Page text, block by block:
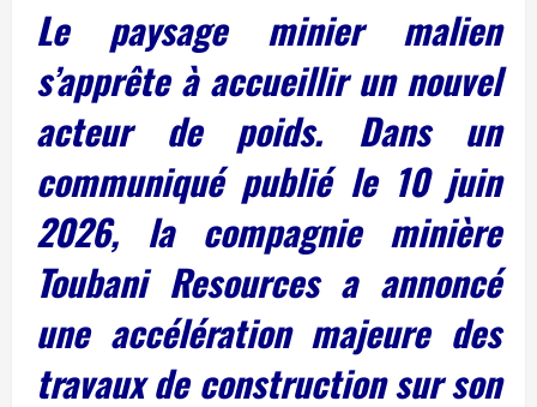
Le paysage minier malien
s’apprête à accueillir un nouvel
acteur de poids. Dans un
communiqué publié le 10 juin
2026, la compagnie minière
Toubani Resources a annoncé
une accélération majeure des
travaux de construction sur son